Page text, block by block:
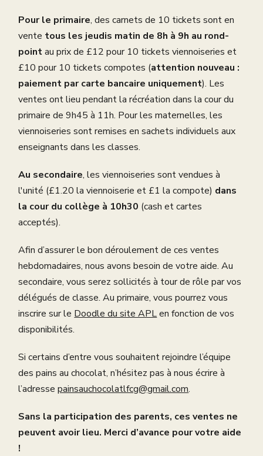
Pour le primaire, des carnets de 10 tickets sont en
vente tous les jeudis matin de 8h à 9h au rond-
pointau prix de £12 pour 10 tickets viennoiseries et
£10 pour 10 tickets compotes (attention nouveau :
paiement par carte bancaire uniquement). Les
ventes ont lieu pendant la récréation dans la cour du
primaire de 9h45 à 11h. Pour les maternelles, les
viennoiseries sont remises en sachets individuels aux
enseignants dans les classes.
Au secondaire, les viennoiseries sont vendues à
l'unité (£1.20 la viennoiserie et £1 la compote) dans
la cour du collège à 10h30 (cash et cartes
acceptés).
Afin d’assurer le bon déroulement de ces ventes
hebdomadaires, nous avons besoin de votre aide. Au
secondaire, vous serez sollicités à tour de rôle par vos
délégués de classe. Au primaire, vous pourrez vous
inscrire sur le Doodle du site APLen fonction de vos
disponibilités.
Si certains d’entre vous souhaitent rejoindre l’équipe
des pains au chocolat, n’hésitez pas à nous écrire à
l’adressepainsauchocolatlfcg@gmail.com.
Sans la participation des parents, ces ventes ne
peuvent avoir lieu. Merci d’avance pour votre aide
!